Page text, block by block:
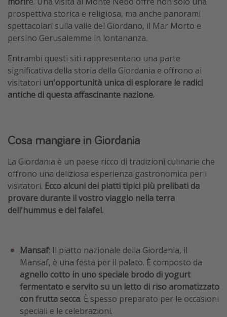
prospettiva storica e religiosa, ma anche panorami
spettacolari sulla valle del Giordano, il Mar Morto e
persino Gerusalemme in lontananza.
Entrambi questi siti rappresentano una parte
significativa della storia della Giordania e offrono ai
visitatori un'opportunità unica di esplorare le radici
antiche di questa affascinante nazione.
Cosa mangiare in Giordania
La Giordania è un paese ricco di tradizioni culinarie che
offrono una deliziosa esperienza gastronomica per i
visitatori. Ecco alcuni dei piatti tipici più prelibati da
provare durante il vostro viaggio nella terra
dell'hummus e del falafel.
Mansaf: Il piatto nazionale della Giordania, il
Mansaf, è una festa per il palato. È composto da
agnello cotto in uno speciale brodo di yogurt
fermentato e servito su un letto di riso aromatizzato
con frutta secca. È spesso preparato per le occasioni
speciali e le celebrazioni.